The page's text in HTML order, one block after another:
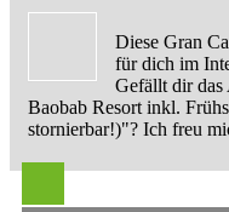
Diese Gran
für dich im
Gefällt dir das
Baobab Resort inkl.
stornierbar!)"? Ich freu